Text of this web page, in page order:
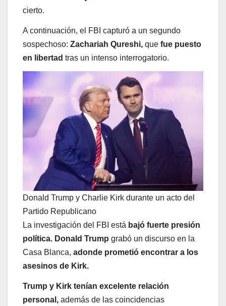
cierto.
A continuación, el FBI capturó a un segundo
sospechoso: Zachariah Qureshi, que fue puesto
en libertad tras un intenso interrogatorio.
Donald Trump y Charlie Kirk durante un acto del
Partido Republicano
La investigación del FBI está bajó fuerte presión
política. Donald Trump grabó un discurso en la
Casa Blanca, adonde prometió encontrar a los
asesinos de Kirk.
Trump y Kirk tenían excelente relación
personal, además de las coincidencias